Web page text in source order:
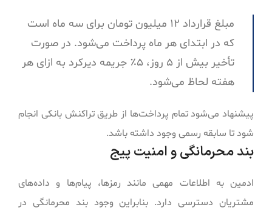
مبلغ قرارداد ۱۲ میلیون تومان برای سه ماه است
که در ابتدای هر ماه پرداخت می‌شود. در صورت
تأخیر بیش از ۵ روز، ۵٪ جریمه دیرکرد به ازای هر
هفته لحاظ می‌شود.
پیشنهاد می‌شود تمام پرداخت‌ها از طریق تراکنش بانکی انجام
شود تا سابقه رسمی وجود داشته باشد.
بند محرمانگی و امنیت پیج
ادمین به اطلاعات مهمی مانند رمزها، پیام‌ها و داده‌های
مشتریان دسترسی دارد. بنابراین وجود بند محرمانگی در